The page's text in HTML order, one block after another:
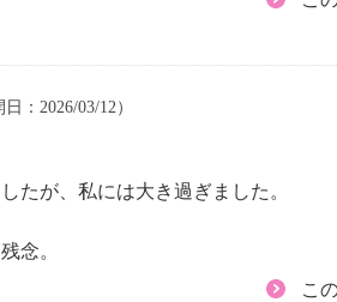
：2026/03/12）
たが、私には大き過ぎました。
念。
こ